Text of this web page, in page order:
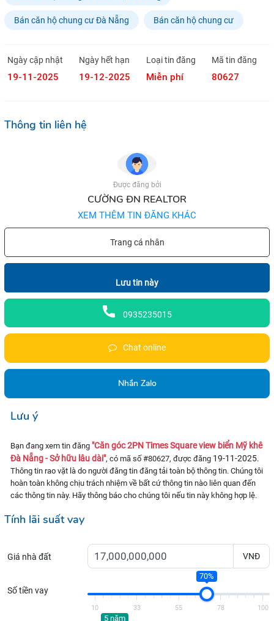
Bán căn hộ chung cư Đà Nẵng Bán căn hộ chung cư
Ngày cập nhật
19-11-2025
Ngày hết hạn
19-12-2025
Loại tin đăng
Miễn phí
Mã tin đăng
80627
Thông tin liên hệ
Được đăng bởi
CƯỜNG ĐN REALTOR
XEM THÊM TIN ĐĂNG KHÁC
Trang cá nhân
Lưu tin này
0935235015
Chat online
Nhắn Zalo
Lưu ý
Bạn đang xem tin đăng "Căn góc 2PN Times Square view biển Mỹ khê
Đà Nẵng - Sở hữu lâu dài", có mã số #80627, được đăng 19-11-2025.
Thông tin rao vặt là do người đăng tin đăng tải toàn bộ thông tin. Chúng tôi
hoàn toàn không chịu trách nhiệm về bất cứ thông tin nào liên quan đến
các thông tin này. Hãy thông báo cho chúng tôi nếu tin này không hợp lệ.
Tính lãi suất vay
Giá nhà đất VNĐ
Số tiền vay
70%
10 33 55 78 100
5 năm